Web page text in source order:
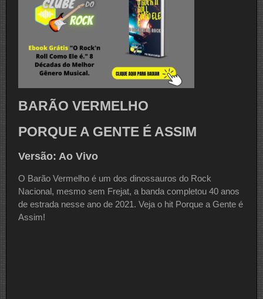
BARÃO VERMELHO
PORQUE A GENTE É ASSIM
Versão: Ao Vivo
O Barão Vermelho é um dos dinossauros do Rock
Nacional, mesmo sem Frejat, a banda completou 40 anos
de estrada nesse ano de 2021. Veja o hit Porque a Gente é
Assim!